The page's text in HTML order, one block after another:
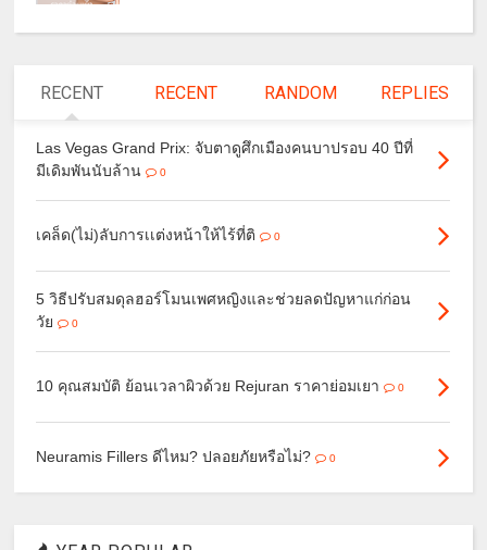
RECENT RECENT RANDOM REPLIES
Las Vegas Grand Prix: จับตาดูศึกเมืองคนบาปรอบ 40 ปีที่
มีเดิมพันนับล้าน
0
เคล็ด(ไม่)ลับการเเต่งหน้าให้ไร้ที่ติ 0
5 วิธีปรับสมดุลฮอร์โมนเพศหญิงและช่วยลดปัญหาแก่ก่อน
วัย
0
10 คุณสมบัติ ย้อนเวลาผิวด้วย Rejuran ราคาย่อมเยา 0
Neuramis Fillers ดีไหม? ปลอยภัยหรือไม่? 0